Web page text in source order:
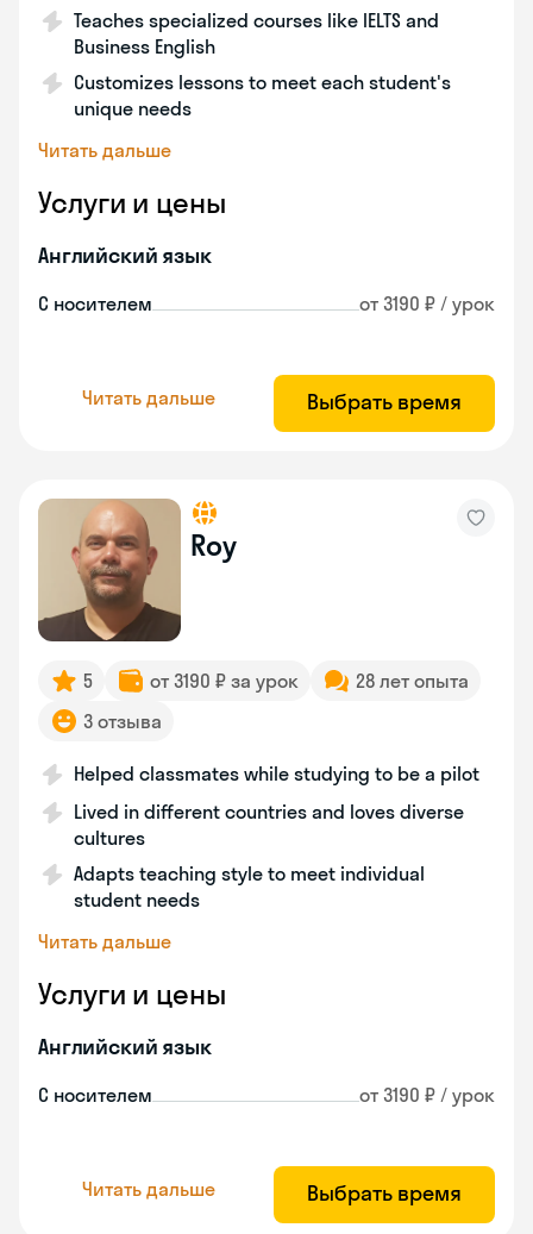
Teaches specialized courses like IELTS and
Business English
Customizes lessons to meet each student's
unique needs
Читать дальше
Услуги и цены
Английский язык
С носителем от 3190 ₽ / урок
Читать дальше Выбрать время
Roy
5 от 3190 ₽ за урок
28 лет опыта
3 отзыва
Helped classmates while studying to be a pilot
Lived in different countries and loves diverse
cultures
Adapts teaching style to meet individual
student needs
Читать дальше
Услуги и цены
Английский язык
С носителем от 3190 ₽ / урок
Читать дальше Выбрать время